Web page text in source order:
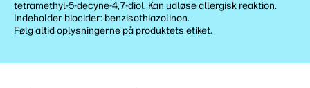
tetramethyl-5-decyne-4,7-diol. Kan udløse allergisk reaktion.
Indeholder biocider: benzisothiazolinon.
Følg altid oplysningerne på produktets etiket.